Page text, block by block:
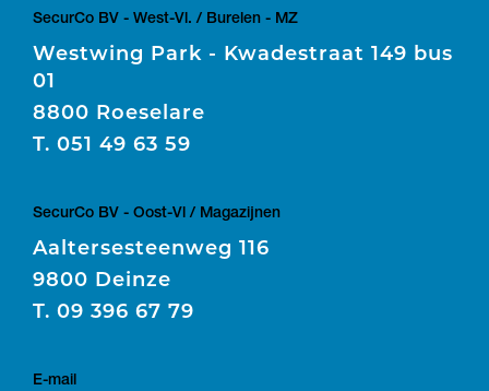
SecurCo BV - West-Vl. / Burelen - MZ
Westwing Park - Kwadestraat 149 bus
01
8800 Roeselare
T. 051 49 63 59
SecurCo BV - Oost-Vl / Magazijnen
Aaltersesteenweg 116
9800 Deinze
T. 09 396 67 79
E-mail